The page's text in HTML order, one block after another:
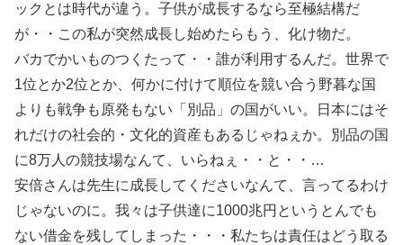
ックとは時代が違う。子供が成長するなら至極結構だ
が・・この私が突然成長し始めたらもう、化け物だ。
バカでかいものつくたって・・誰が利用するんだ。世界で
1位とか2位とか、何かに付けて順位を競い合う野暮な国
よりも戦争も原発もない「別品」の国がいい。日本にはそ
れだけの社会的・文化的資産もあるじゃねぇか。別品の国
に8万人の競技場なんて、いらねぇ・・と・・…
安倍さんは先生に成長してくださいなんて、言ってるわけ
じゃないのに。我々は子供達に1000兆円というとんでも
ない借金を残してしまった・・・私たちは責任はどう取る